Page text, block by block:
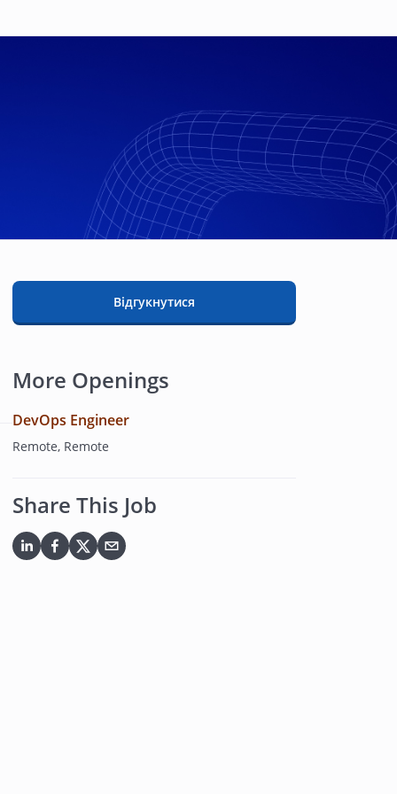
Відгукнутися
More Openings
DevOps Engineer
Remote, Remote
Share This Job